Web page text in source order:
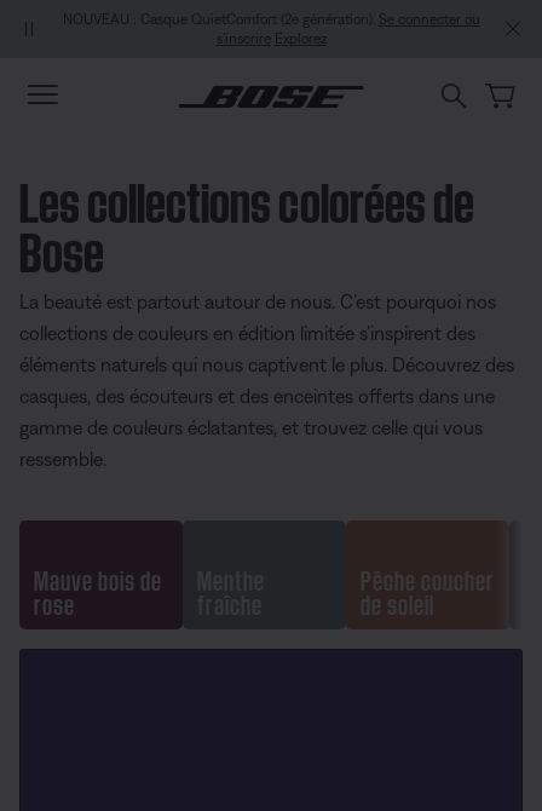
Aller au contenu principal
Aller au contenu du pied de page
Passer à la Déclaration d’accessibilité
NOUVEAU : Casque QuietComfort (2e génération).
Se connecter ou
s’inscrire Explorez
Les collections colorées de
Bose
La beauté est partout autour de nous. C’est pourquoi nos
collections de couleurs en édition limitée s’inspirent des
éléments naturels qui nous captivent le plus. Découvrez des
casques, des écouteurs et des enceintes offerts dans une
gamme de couleurs éclatantes, et trouvez celle qui vous
ressemble.
Mauve bois de
rose
Pêche coucher
de soleil